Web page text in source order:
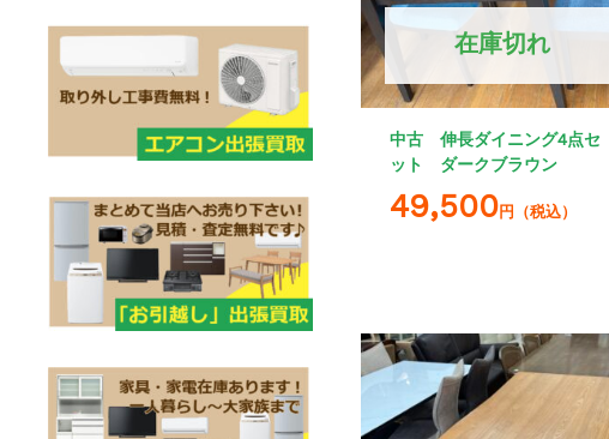
在庫切れ
中古 伸長ダイニング4点セ
ット ダークブラウン
49,500円（税込）